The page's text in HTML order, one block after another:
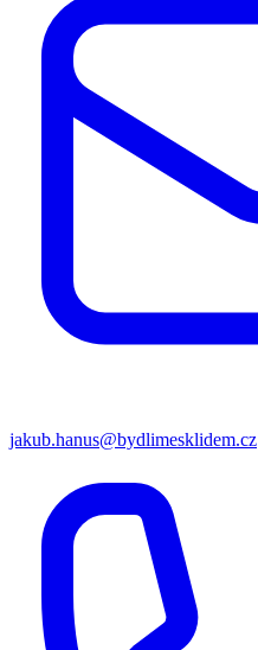
jakub.hanus@bydlimesklidem.cz